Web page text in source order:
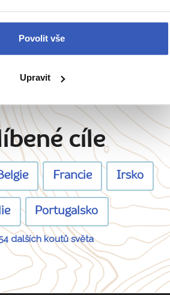
Povolit vše
Upravit
články o Seychelám
cíle
Francie Irsko
Portugalsko
dalších koutů světa